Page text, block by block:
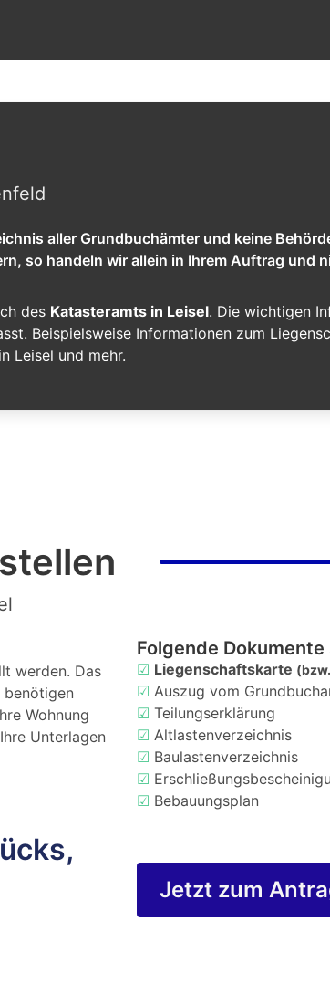
aller Grundbuchämter und keine
so handeln wir allein in Ihrem Auftrag und
des Katasteramts in Leisel. Die wichtigen
Beispielsweise Informationen zum
Leisel und mehr.
werden. Das
benötigen
Wohnung
Unterlagen
Folgende
☑ Liegenschaftskarte
☑ Auszug vom
☑ Teilungserklärung
☑ Altlastenverzeichnis
☑ Baulastenverzeichnis
☑
☑ Bebauungsplan
Jetzt zum